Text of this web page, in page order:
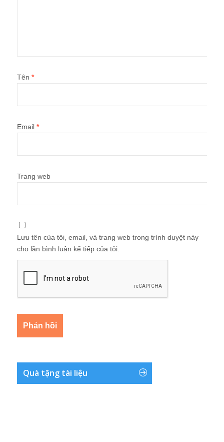
Tên *
Email *
Trang web
Lưu tên của tôi, email, và trang web trong trình duyệt này
cho lần bình luận kế tiếp của tôi.
Quà tặng tài liệu